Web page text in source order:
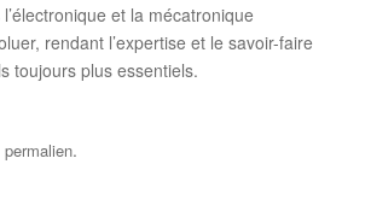
et la mécatronique
rendant l’expertise et le savoir-faire
toujours plus essentiels.
permalien.